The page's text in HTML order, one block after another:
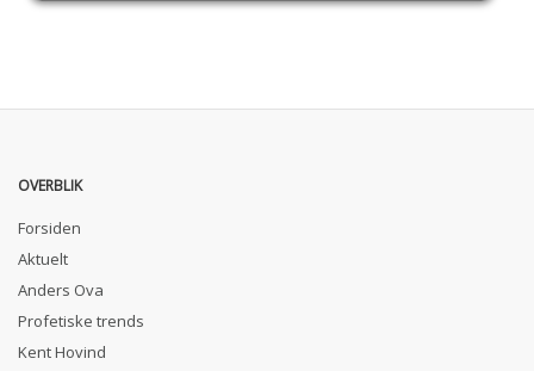
OVERBLIK
Forsiden
Aktuelt
Anders Ova
Profetiske trends
Kent Hovind